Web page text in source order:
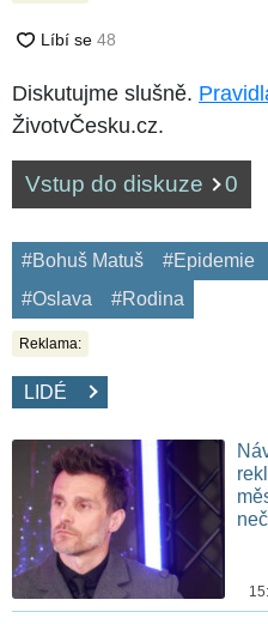
Diskutujme slušně.
ŽivotvČesku.cz.
Vstup do diskuze 0
#Bohuš Matuš #Epidemie
#Oslava
#Rodina
Reklama:
LIDÉ